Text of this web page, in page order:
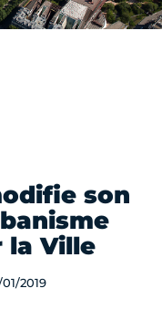
son
la Ville
2019